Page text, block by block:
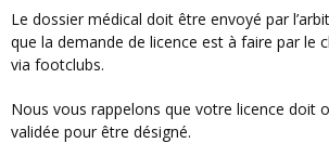
Le dossier médical doit être envoyé par l’arbitre au district alors
que la demande de licence est à faire par le
via footclubs.
Nous vous rappelons que votre licence doit obligatoirement être
validée pour être désigné.